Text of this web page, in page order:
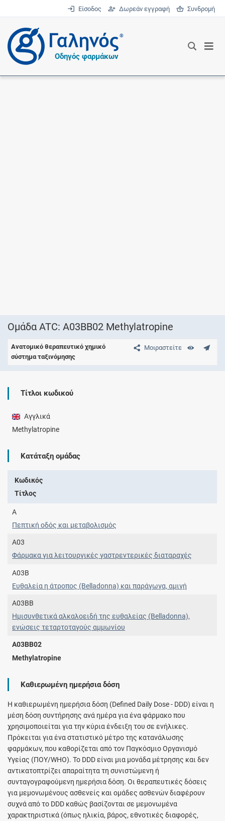
Είσοδος Δωρεάν εγγραφή Συνδρομή
®
Οδηγός φαρμάκων
Ομάδα ATC: A03BB02 Methylatropine
Μοιραστείτε
Ανατομικό θεραπευτικό χημικό
σύστημα ταξινόμησης
Τίτλοι κωδικού
Αγγλικά
Methylatropine
Κατάταξη ομάδας
Κωδικός
Τίτλος
A
Πεπτική οδός και μεταβολισμός
A03
Φάρμακα για λειτουργικές γαστρεντερικές διαταραχές
A03B
Ευθαλεία η άτροπος (Belladonna) και παράγωγα, αμιγή
A03BB
Ημισυνθετικά αλκαλοειδή της ευθαλείας (Belladonna),
ενώσεις τεταρτοταγούς αμμωνίου
A03BB02
Methylatropine
Καθιερωμένη ημερήσια δόση
H καθιερωμένη ημερήσια δόση (Defined Daily Dose - DDD) είναι η
μέση δόση συντήρησης ανά ημέρα για ένα φάρμακο που
χρησιμοποιείται για την κύρια ένδειξη του σε ενήλικες.
Πρόκειται για ένα στατιστικό μέτρο της κατανάλωσης
φαρμάκων, που καθορίζεται από τον Παγκόσμιο Οργανισμό
Υγείας (ΠΟΥ/WHO). Το DDD είναι μια μονάδα μέτρησης και δεν
αντικατοπτρίζει απαραίτητα τη συνιστώμενη ή
συνταγογραφούμενη ημερήσια δόση. Οι θεραπευτικές δόσεις
για μεμονωμένους ασθενείς και ομάδες ασθενών διαφέρουν
συχνά από το DDD καθώς βασίζονται σε μεμονωμένα
χαρακτηριστικά (όπως ηλικία, βάρος, εθνοτικές διαφορές,